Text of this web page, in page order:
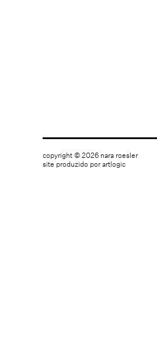
copyright © 2026 nara roesler
site produzido por artlogic